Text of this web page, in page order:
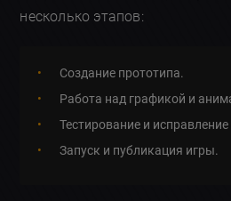
несколько этапов:
Создание прототипа.
Работа над графикой и
Тестирование и
Запуск и публикация игры.